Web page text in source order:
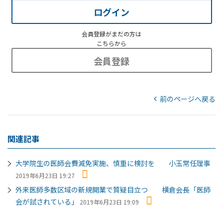
ログイン
会員登録がまだの方は
こちらから
会員登録
前のページへ戻る
関連記事
大学院生の医師会費減免実施、慎重に検討を 小玉常任理事
2019年6月23日 19:27
外来医師多数区域の新規開業で質疑目立つ 横倉会長「医師
会が試されている」
2019年6月23日 19:09